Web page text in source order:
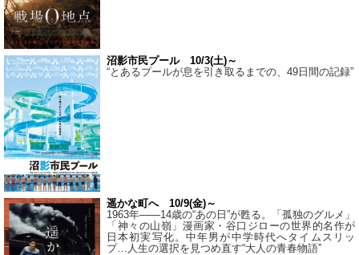
沼影市民プール 10/3(土)～
“とあるプールが息を引き取るまでの、49日間の記録”
遥かな町へ 10/9(金)～
1963年――14歳の“あの日”が甦る。「孤独のグルメ」
「神々の山嶺」漫画家・谷口ジローの世界的名作が
日本初実写化。中年男が中学時代へタイムスリッ
プ…人生の選択を見つめ直す“大人の青春物語”